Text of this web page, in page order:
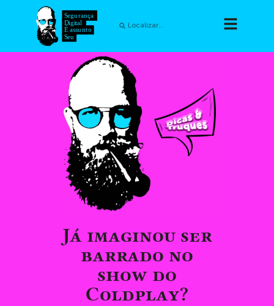
Já imaginou ser
barrado no
show do
Coldplay?